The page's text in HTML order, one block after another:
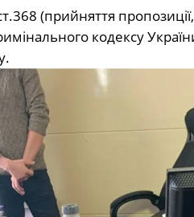
(прийняття
кодексу